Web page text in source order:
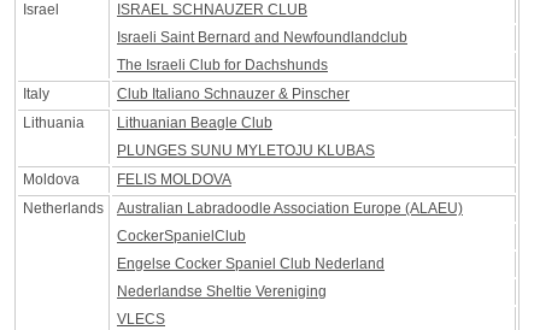
Israel
ISRAEL SCHNAUZER CLUB
Israeli Saint Bernard and Newfoundlandclub
The Israeli Club for Dachshunds
Italy
Club Italiano Schnauzer & Pinscher
Lithuania
Lithuanian Beagle Club
PLUNGES SUNU MYLETOJU KLUBAS
Moldova
FELIS MOLDOVA
Netherlands
Australian Labradoodle Association Europe (ALAEU)
CockerSpanielClub
Engelse Cocker Spaniel Club Nederland
Nederlandse Sheltie Vereniging
VLECS